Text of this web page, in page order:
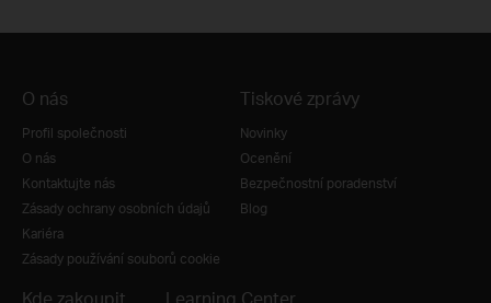
O nás
Profil společnosti
O nás
Kontaktujte nás
Zásady ochrany osobních údajů
Kariéra
Zásady používání souborů cookie
Tiskové zprávy
Novinky
Ocenění
Bezpečnostní poradenství
Blog
Kde zakoupit Learning Center